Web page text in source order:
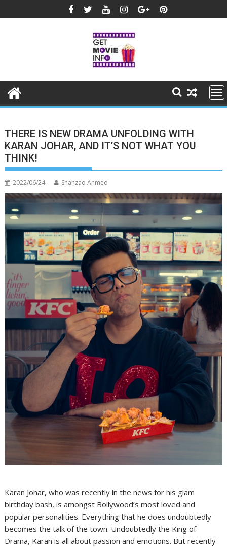
to
THERE IS NEW DRAMA UNFOLDING WITH
KARAN JOHAR, AND IT’S NOT WHAT YOU
THINK!
2022/06/24 Shahzad Ahmed
Karan Johar, who was recently in the news for his glam
birthday bash, is amongst Bollywood’s most loved and
popular personalities. Everything that he does undoubtedly
becomes the talk of the town. Undoubtedly the King of
Drama, Karan is all about passion and emotions. But recently